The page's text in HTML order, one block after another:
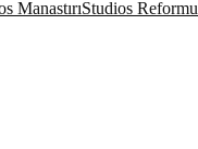
ManastırıStudios Reformu